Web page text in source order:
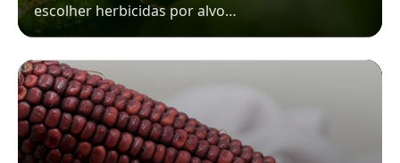
escolher herbicidas por alvo…